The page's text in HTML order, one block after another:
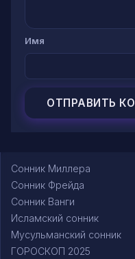
Имя
Сонник Миллера
Сонник Фрейда
Сонник Ванги
Исламский сонник
Мусульманский сонник
ГОРОСКОП 2025